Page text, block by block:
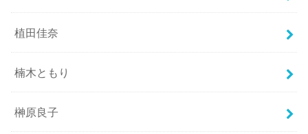
植田佳奈
楠木ともり
榊原良子